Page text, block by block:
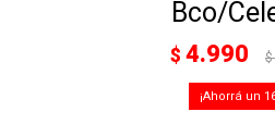
Bco/
$ 4.990 $